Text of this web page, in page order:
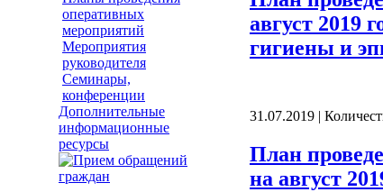
оперативных
мероприятий
Мероприятия
руководителя
Семинары,
конференции
Дополнительные
информационные
ресурсы
август 2019
гигиены и
31.07.2019 |
План
на август